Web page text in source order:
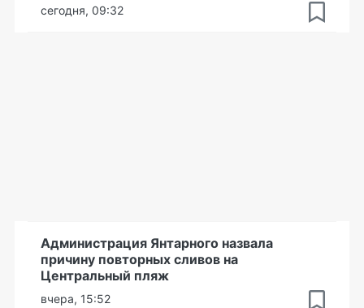
сегодня, 09:32
Администрация Янтарного назвала
причину повторных сливов на
Центральный пляж
вчера, 15:52